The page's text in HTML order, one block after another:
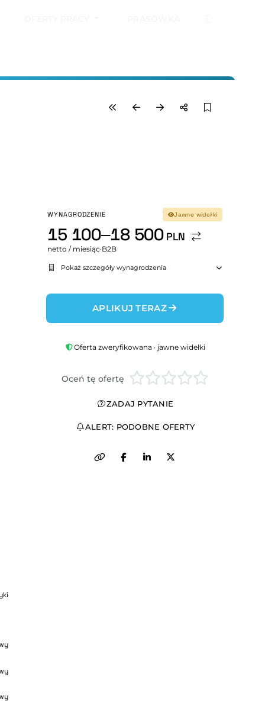
WYNAGRODZENIE Jawne widełki
15 100–18 500 PLN
netto / miesiąc·B2B
Pokaż szczegóły wynagrodzenia
APLIKUJ TERAZ
Oferta zweryfikowana · jawne widełki
Oceń tę ofertę
ZADAJ PYTANIE
ALERT: PODOBNE OFERTY